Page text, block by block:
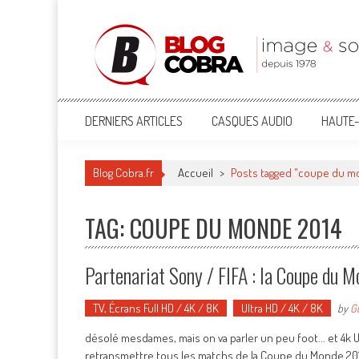
Blog Cobra
Toute l'actu Image & Son !
DERNIERS ARTICLES CASQUES AUDIO
Blog Cobra.fr Accueil > Posts tagged "coupe du
TAG: COUPE DU MONDE 2014
Partenariat Sony / FIFA : la Coupe du
TV, Écrans Full HD / 4K / 8K Ultra HD / 4K / 8K by
désolé mesdames, mais on va parler un peu foot... et 4k
retransmettre tous les matchs de la Coupe du Monde